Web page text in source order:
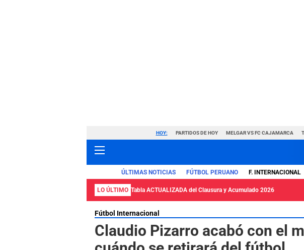
HOY: PARTIDOS DE HOY MELGAR VS FC CAJAMARCA
ÚLTIMAS NOTICIAS FÚTBOL PERUANO F. INTERNACIONAL
LO ÚLTIMO Tabla ACTUALIZADA del Clausura y Acumulado 2026
Fútbol Internacional
Claudio Pizarro acabó con el